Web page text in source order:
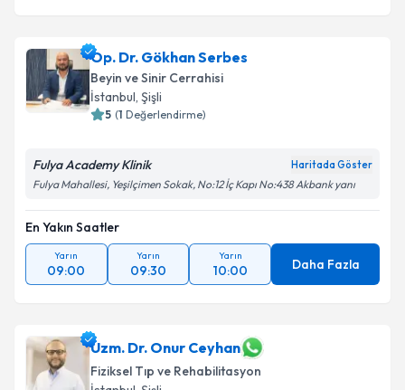
Op. Dr. Gökhan Serbes
Beyin ve Sinir Cerrahisi
İstanbul, Şişli
5 (1 Değerlendirme)
Fulya Academy Klinik Haritada Göster
Fulya Mahallesi, Yeşilçimen Sokak, No:12 İç Kapı No:438 Akbank yanı
En Yakın Saatler
Yarın
09:00
Yarın
09:30
Yarın
10:00 Daha Fazla
Uzm. Dr. Onur Ceyhan
Fiziksel Tıp ve Rehabilitasyon